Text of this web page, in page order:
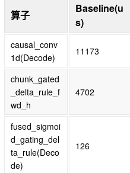
算子
Baseline(u
s)
causal_conv
1d(Decode)
11173
chunk_gated
_delta_rule_f
wd_h
4702
fused_sigmoi
d_gating_del
ta_rule(Deco
de)
126